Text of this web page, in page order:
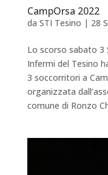
CampOrsa 2022
da STI Tesino | 28
Lo scorso sabato 3
Infermi del Tesino
3 soccorritori a
organizzata
comune di Ronzo